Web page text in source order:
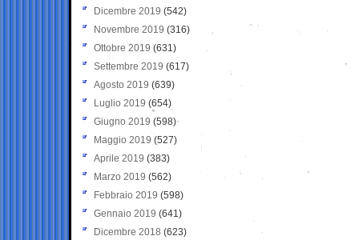
Dicembre 2019 (542)
Novembre 2019 (316)
Ottobre 2019 (631)
Settembre 2019 (617)
Agosto 2019 (639)
Luglio 2019 (654)
Giugno 2019 (598)
Maggio 2019 (527)
Aprile 2019 (383)
Marzo 2019 (562)
Febbraio 2019 (598)
Gennaio 2019 (641)
Dicembre 2018 (623)